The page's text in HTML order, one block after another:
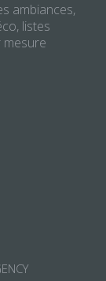
ambiances,
listes
mesure